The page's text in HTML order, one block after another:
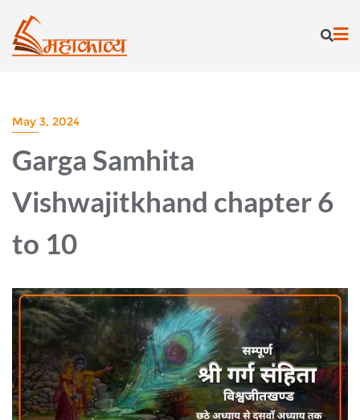
content
May 3, 2024
Garga Samhita
Vishwajitkhand chapter 6
to 10